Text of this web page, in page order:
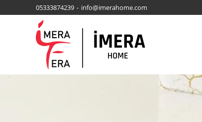
05333874239 - info@imerahome.com